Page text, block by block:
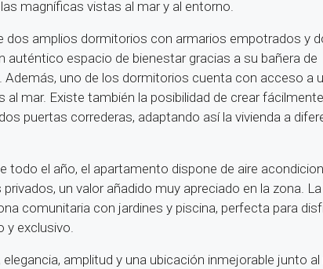
magníficas vistas al mar y al entorno.
dos amplios dormitorios con armarios empotrados y
espacio de bienestar gracias a su bañera de
Además, uno de los dormitorios cuenta con acceso a
mar. Existe también la posibilidad de crear
puertas correderas, adaptando así la vivienda a
el año, el apartamento dispone de aire
un valor añadido muy apreciado en la zona. La
comunitaria con jardines y piscina, perfecta para
y exclusivo.
amplitud y una ubicación inmejorable junto al